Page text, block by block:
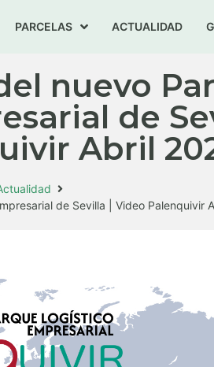
PARCELAS ACTUALIDAD
nuevo
de
Abril
de Sevilla | Video Palenquivir